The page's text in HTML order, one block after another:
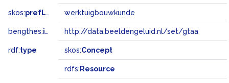
skos:prefLabel werktuigbouwkunde
bengthes:inSet http://data.beeldengeluid.nl/set/gtaa
rdf:type skos:Concept
rdfs: Resource